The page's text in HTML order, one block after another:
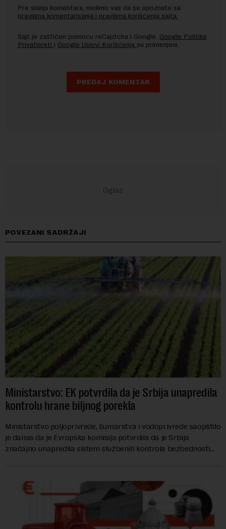
Pre slanja komentara, molimo vas da se upoznate sa
pravilima komentarisanja i pravilima korišćenja sajta.
Sajt je zaštićen pomocu reCaptcha i Google. Google Politika
Privatnosti i Google Uslovi Korišćenja su primenjeni.
POVEZANI SADRŽAJI
Ministarstvo: EK potvrdila da je Srbija unapredila
kontrolu hrane biljnog porekla
Ministarstvo poljoprivrede, šumarstva i vodoprivrede saopštilo
je danas da je Evropska komisija potvrdila da je Srbija
značajno unapredila sistem službenih kontrola bezbednosti